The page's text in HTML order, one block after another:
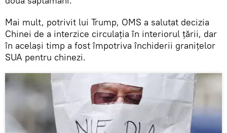
Mai mult, potrivit lui Trump, OMS a salutat decizia
Chinei de a interzice circulația în interiorul țării, dar
în același timp a fost împotriva închiderii granițelor
SUA pentru chinezi.